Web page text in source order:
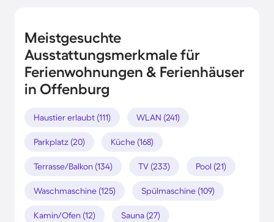
Meistgesuchte
Ausstattungsmerkmale für
Ferienwohnungen & Ferienhäuser
in Offenburg
Haustier erlaubt (111) WLAN (241)
Parkplatz (20) Küche (168)
Terrasse/Balkon (134) TV (233) Pool (21)
Waschmaschine (125) Spülmaschine (109)
Kamin/Ofen (12) Sauna (27)